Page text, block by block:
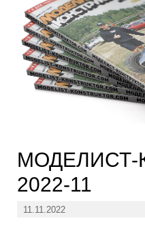
МОДЕЛИСТ-
2022-11
11.11.2022